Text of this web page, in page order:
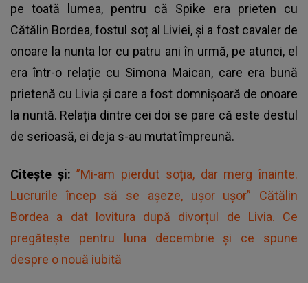
pe toată lumea, pentru că Spike era prieten cu
Cătălin Bordea, fostul soț al Liviei, și a fost cavaler de
onoare la nunta lor cu patru ani în urmă, pe atunci, el
era într-o relație cu Simona Maican, care era bună
prietenă cu Livia și care a fost domnișoară de onoare
la nuntă. Relația dintre cei doi se pare că este destul
de serioasă, ei deja s-au mutat împreună.
Citește și:”Mi-am pierdut soția, dar merg înainte.
Lucrurile încep să se așeze, ușor ușor” Cătălin
Bordea a dat lovitura după divorțul de Livia. Ce
pregătește pentru luna decembrie și ce spune
despre o nouă iubită